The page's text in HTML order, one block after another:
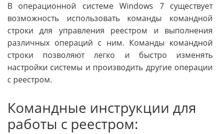
В операционной системе Windows 7 существует
возможность использовать команды командной
строки для управления реестром и выполнения
различных операций с ним. Команды командной
строки позволяют легко и быстро изменять
настройки системы и производить другие операции
с реестром.
Командные инструкции для
работы с реестром: